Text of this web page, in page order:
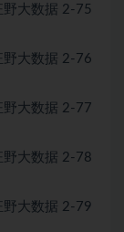
大数据 2-75
大数据 2-76
大数据 2-77
大数据 2-78
大数据 2-79